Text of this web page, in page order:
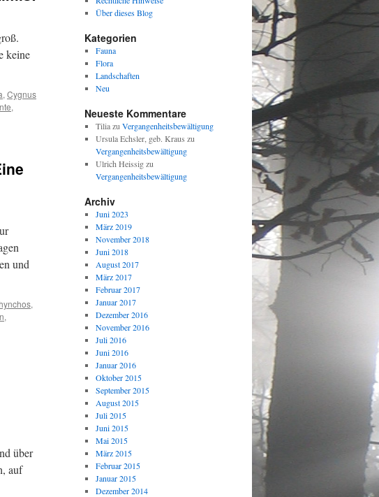
keine
, Cygnus
,
und
,
,
über
auf
Über dieses Blog
Kategorien
Fauna
Flora
Landschaften
Neu
Neueste Kommentare
Tiliazu Vergangenheitsbewältigung
Ursula Echsler, geb. Kraus zu
Vergangenheitsbewältigung
Ulrich Heissigzu
Vergangenheitsbewältigung
Archiv
Juni 2023
März 2019
November 2018
Juni 2018
August 2017
März 2017
Februar 2017
Januar 2017
Dezember 2016
November 2016
Juli 2016
Juni 2016
Januar 2016
Oktober 2015
September 2015
August 2015
Juli 2015
Juni 2015
Mai 2015
März 2015
Februar 2015
Januar 2015
Dezember 2014